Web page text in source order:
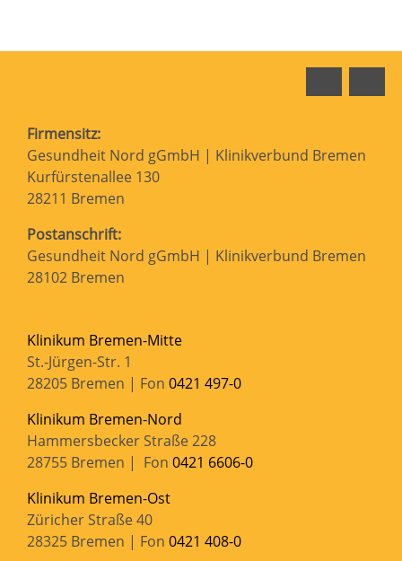
Firmensitz:
Gesundheit Nord gGmbH | Klinikverbund Bremen
Kurfürstenallee 130
28211 Bremen
Postanschrift:
Gesundheit Nord gGmbH | Klinikverbund Bremen
28102 Bremen
Klinikum Bremen-Mitte
St.-Jürgen-Str. 1
28205 Bremen | Fon 0421 497-0
Klinikum Bremen-Nord
Hammersbecker Straße 228
28755 Bremen | Fon 0421 6606-0
Klinikum Bremen-Ost
Züricher Straße 40
28325 Bremen | Fon 0421 408-0